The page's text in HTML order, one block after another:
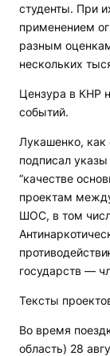
студенты. При
применением
разным
нескольких
Цензура в КНР
событий.
Лукашенко, как
подписал
“качестве
проектам
ШОС, в том
государств —
Тексты
Во время
область) 28